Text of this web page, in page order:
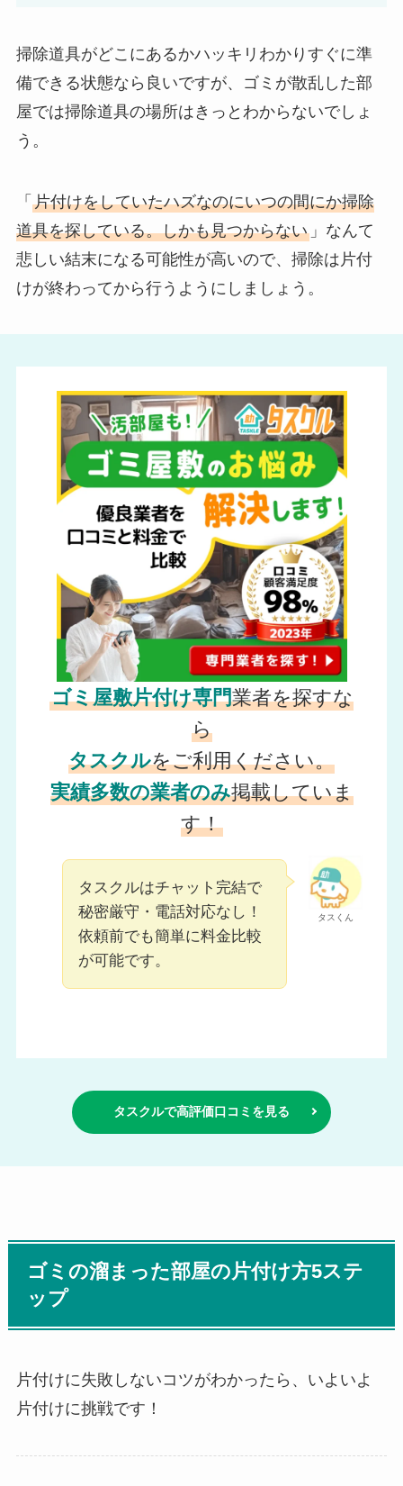
掃除道具がどこにあるかハッキリわかりすぐに準
備できる状態なら良いですが、ゴミが散乱した部
屋では掃除道具の場所はきっとわからないでしょ
う。
「 片付けをしていたハズなのにいつの間にか掃除
道具を探している。しかも見つからない」なんて
悲しい結末になる可能性が高いので、掃除は片付
けが終わってから行うようにしましょう。
ゴミ屋敷片付け専門業者を探すな
ら
タスクルをご利用ください。
実績多数の業者のみ掲載していま
す！
タスくん
タスクルはチャット完結で
秘密厳守・電話対応なし！
依頼前でも簡単に料金比較
が可能です。
タスクルで高評価口コミを見る
ゴミの溜まった部屋の片付け方5ステ
ップ
片付けに失敗しないコツがわかったら、いよいよ
片付けに挑戦です！